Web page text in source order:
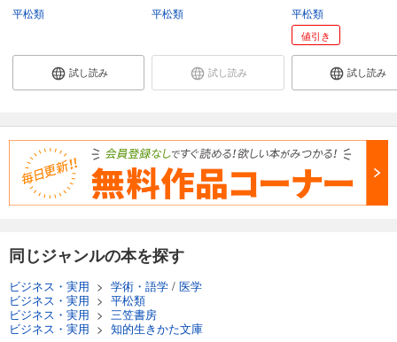
平松類
試し読み
平松類
試し読み
平松類
値引き
試し読み
同じジャンルの本を探す
ビジネス・実用 > 学術・語学 / 医学
ビジネス・実用 > 平松類
ビジネス・実用 > 三笠書房
ビジネス・実用 > 知的生きかた文庫